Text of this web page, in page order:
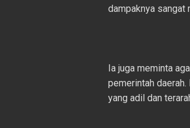
dampaknya sangat
Ia juga meminta
pemerintah
yang adil dan